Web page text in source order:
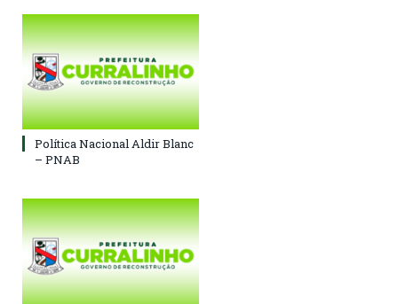
Política Nacional Aldir Blanc
– PNAB